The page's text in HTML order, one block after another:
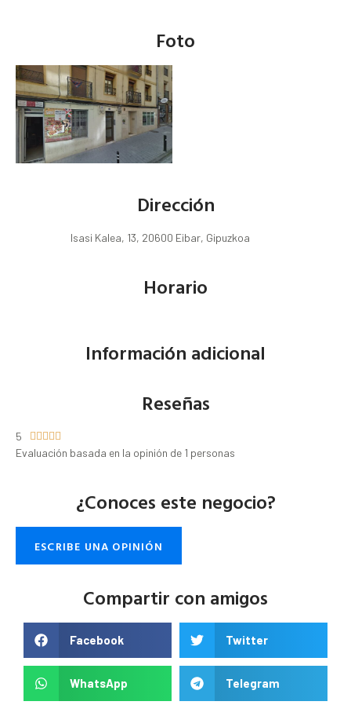
Foto
Dirección
Isasi Kalea, 13, 20600 Eibar, Gipuzkoa
Horario
Información adicional
Reseñas
5     
Evaluación basada en la opinión de 1 personas
¿Conoces este negocio?
ESCRIBE UNA OPINIÓN
Compartir con amigos
Facebook Twitter
WhatsApp Telegram